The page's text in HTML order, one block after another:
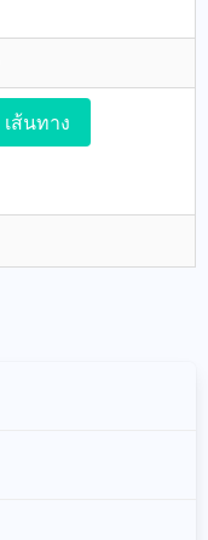
เส้นทาง